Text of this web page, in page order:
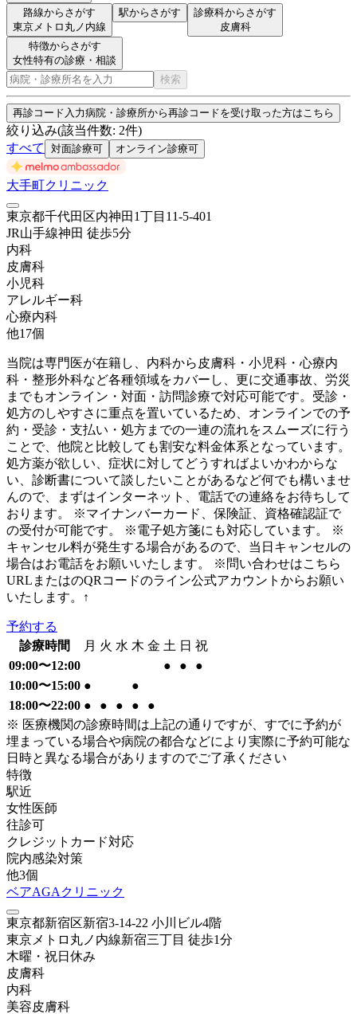
路線からさがす
東京メトロ丸ノ内線
駅からさがす
診療科からさがす
皮膚科
特徴からさがす
女性特有の診療・相談
検索
再診コード入力病院・診療所から再診コードを受け取った方はこちら
絞り込み(該当件数: 2件)
すべて
対面診療可 オンライン診療可
大手町クリニック
東京都千代田区内神田1丁目11-5-401
JR山手線神田 徒歩5分
内科
皮膚科
小児科
アレルギー科
心療内科
他17個
当院は専門医が在籍し、内科から皮膚科・小児科・心療内
科・整形外科など各種領域をカバーし、更に交通事故、労災
までもオンライン・対面・訪問診療で対応可能です。受診・
処方のしやすさに重点を置いているため、オンラインでの予
約・受診・支払い・処方までの一連の流れをスムーズに行う
ことで、他院と比較しても割安な料金体系となっています。
処方薬が欲しい、症状に対してどうすればよいかわからな
い、診断書について談したいことがあるなど何でも構いませ
んので、まずはインターネット、電話での連絡をお待ちして
おります。 ※マイナンバーカード、保険証、資格確認証で
の受付が可能です。 ※電子処方箋にも対応しています。 ※
キャンセル料が発生する場合があるので、当日キャンセルの
場合はお電話をお願いいたします。 ※問い合わせはこちら
URLまたはのQRコードのライン公式アカウントからお願い
いたします。↑
予約する
診療時間
月 火 水 木 金 土 日 祝
09:00〜12:00
● ●
●
10:00〜15:00 ●
●
18:00〜22:00 ● ● ● ●
●
※ 医療機関の診療時間は上記の通りですが、すでに予約が
埋まっている場合や病院の都合などにより実際に予約可能な
日時と異なる場合がありますのでご了承ください
特徴
駅近
女性医師
往診可
クレジットカード対応
院内感染対策
他3個
ベアAGAクリニック
東京都新宿区新宿3-14-22 小川ビル4階
東京メトロ丸ノ内線新宿三丁目 徒歩1分
木曜・祝日 休み
皮膚科
内科
美容皮膚科